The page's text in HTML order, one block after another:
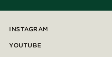
INSTAGRAM
YOUTUBE